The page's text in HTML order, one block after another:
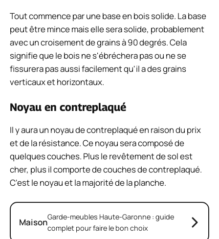
Tout commence par une base en bois solide. La base
peut être mince mais elle sera solide, probablement
avec un croisement de grains à 90 degrés. Cela
signifie que le bois ne s'ébréchera pas ou ne se
fissurera pas aussi facilement qu'il a des grains
verticaux et horizontaux.
Noyau en contreplaqué
Il y aura un noyau de contreplaqué en raison du prix
et de la résistance. Ce noyau sera composé de
quelques couches. Plus le revêtement de sol est
cher, plus il comporte de couches de contreplaqué.
C'est le noyau et la majorité de la planche.
MaisonGarde-meubles Haute-Garonne : guide
complet pour faire le bon choix